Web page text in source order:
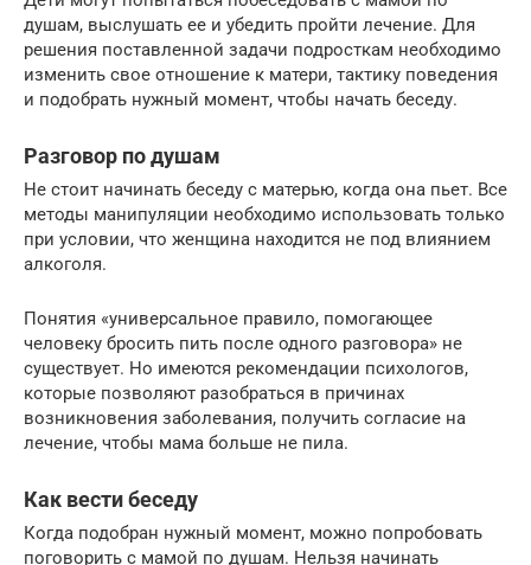
душам, выслушать ее и убедить пройти лечение. Для
решения поставленной задачи подросткам необходимо
изменить свое отношение к матери, тактику поведения
и подобрать нужный момент, чтобы начать беседу.
Разговор по душам
Не стоит начинать беседу с матерью, когда она пьет. Все
методы манипуляции необходимо использовать только
при условии, что женщина находится не под влиянием
алкоголя.
Понятия «универсальное правило, помогающее
человеку бросить пить после одного разговора» не
существует. Но имеются рекомендации психологов,
которые позволяют разобраться в причинах
возникновения заболевания, получить согласие на
лечение, чтобы мама больше не пила.
Как вести беседу
Когда подобран нужный момент, можно попробовать
поговорить с мамой по душам. Нельзя начинать